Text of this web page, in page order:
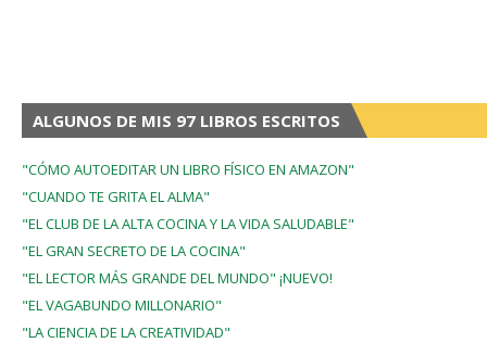
ALGUNOS DE MIS 97 LIBROS ESCRITOS
"CÓMO AUTOEDITAR UN LIBRO FÍSICO EN AMAZON"
"CUANDO TE GRITA EL ALMA"
"EL CLUB DE LA ALTA COCINA Y LA VIDA SALUDABLE"
"EL GRAN SECRETO DE LA COCINA"
"EL LECTOR MÁS GRANDE DEL MUNDO" ¡NUEVO!
"EL VAGABUNDO MILLONARIO"
"LA CIENCIA DE LA CREATIVIDAD"